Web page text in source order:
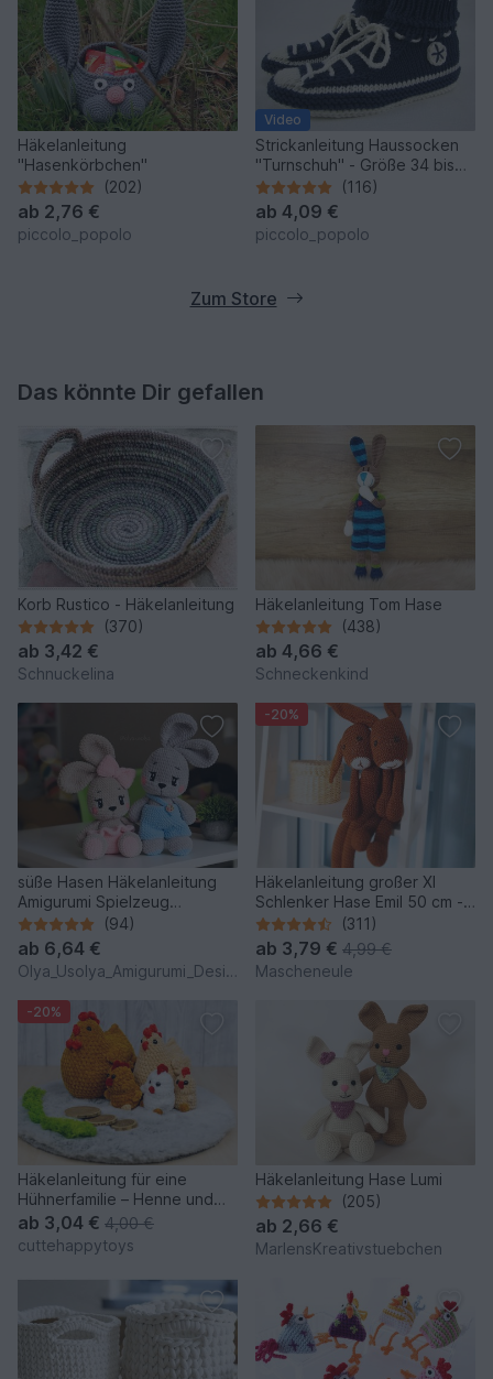
Häkelanleitung
"Hasenkörbchen"
(202)
ab 2,76 €
piccolo_popolo
Video
Strickanleitung Haussocken
"Turnschuh" - Größe 34 bis
45 - mit Video(116)
ab 4,09 €
piccolo_popolo
Zum Store
Das könnte Dir gefallen
Korb Rustico - Häkelanleitung
(370)
ab 3,42 €
Schnuckelina
Häkelanleitung Tom Hase
(438)
ab 4,66 €
Schneckenkind
süße Hasen Häkelanleitung
Amigurumi Spielzeug
(Kaninchen) (94)
ab 6,64 €
Olya_Usolya_Amigurumi_Designer
-20%
Häkelanleitung großer Xl
Schlenker Hase Emil 50 cm -
Schlenkertier(311)
ab 3,79 € 4,99 €
Mascheneule
-20%
Häkelanleitung für eine
Hühnerfamilie – Henne und
Küken aus Chenillegarn
ab 3,04 € 4,00 €
cuttehappytoys
Häkelanleitung Hase Lumi
(205)
ab 2,66 €
MarlensKreativstuebchen